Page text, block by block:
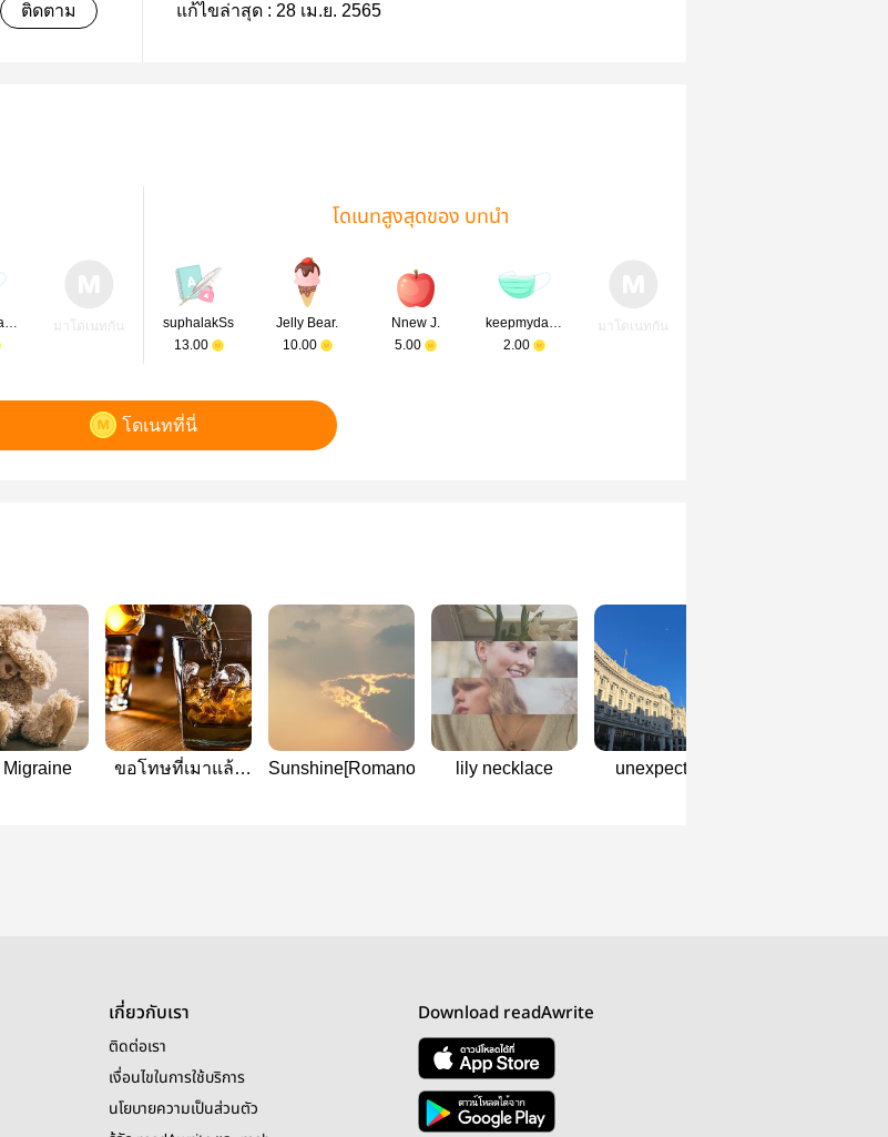
ติดตาม แก้ไขล่าสุด : 28 เม.ย. 2565
keepmydaisy
มาโดเนทกัน
โดเนทสูงสุดของ บทนำ
suphalakSs
13.00
Jelly Bear.
10.00
Nnew J.
5.00
keepmydaisy
2.00
มาโดเนทกัน
โดเนทที่นี่
Migraine
ขอโทษที่เมาแล้ว
Sunshine[Romanogers] lily necklace unexpectedly
เกี่ยวกับเรา
ติดต่อเรา
เงื่อนไขในการใช้บริการ
นโยบายความเป็นส่วนตัว
Download readAwrite